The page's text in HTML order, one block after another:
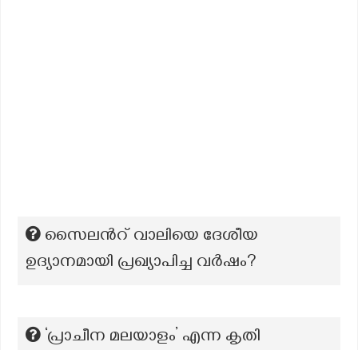
സൈലൻറ് വാലിയെ ദേശീയ
ഉദ്യാനമായി പ്രഖ്യാപിച്ച വർഷം?
‘പ്രാചീന മലയാളം’ എന്ന കൃതി